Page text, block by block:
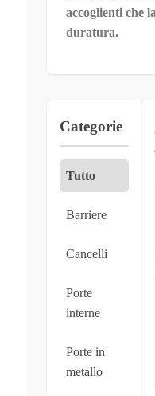
accoglienti che
duratura.
Categorie
Tutto
Barriere
Cancelli
Porte
interne
Porte in
metallo